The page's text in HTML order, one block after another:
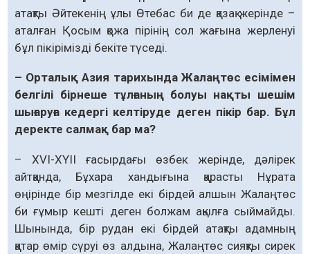
атақты Әйтекенің ұлы Өтебас би де қазақ жерінде –
аталған Қосым қожа пірінің сол жағына жерленуі
бұл пікірімізді бекіте түседі.
– Орталық Азия тарихында Жалаңтөс есімімен
белгілі бірнеше тұлғаның болуы нақты шешім
шығаруға кедергі келтіруде деген пікір бар. Бұл
деректе салмақ бар ма?
– ХVІ-ХҮІІ ғасырдағы өзбек жерінде, дәлірек
айтқанда, Бұхара хандығына қарасты Нұрата
өңірінде бір мезгілде екі бірдей алшын Жалаңтөс
би ғұмыр кешті деген болжам ақылға сыймайды.
Шынында, бір рудан екі бірдей атақты адамның
қатар өмір сүруі өз алдына, Жалаңтөс сияқты сирек